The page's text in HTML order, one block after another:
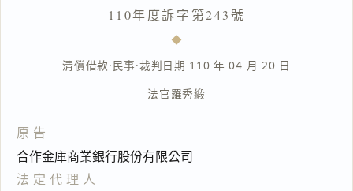
110年度訴字第243號
清償借款·民事·裁判日期 110 年 04 月 20 日
法官羅秀緞
原告
合作金庫商業銀行股份有限公司
法定代理人